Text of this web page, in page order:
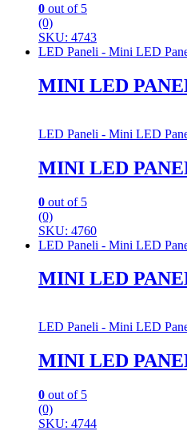
0 out of 5
(0)
SKU: 4743
LED Paneli - Mini LED
MINI LED
LED Paneli - Mini LED
MINI LED
0 out of 5
(0)
SKU: 4760
LED Paneli - Mini LED
MINI LED
LED Paneli - Mini LED
MINI LED
0 out of 5
(0)
SKU: 4744